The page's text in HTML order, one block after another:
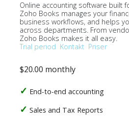
Online accounting software built
Zoho Books manages your
business workflows, and helps
across departments. From
Zoho Books makes it all easy.
Trial period Kontakt Priser
$20.00 monthly
End-to-end accounting
Sales and Tax Reports